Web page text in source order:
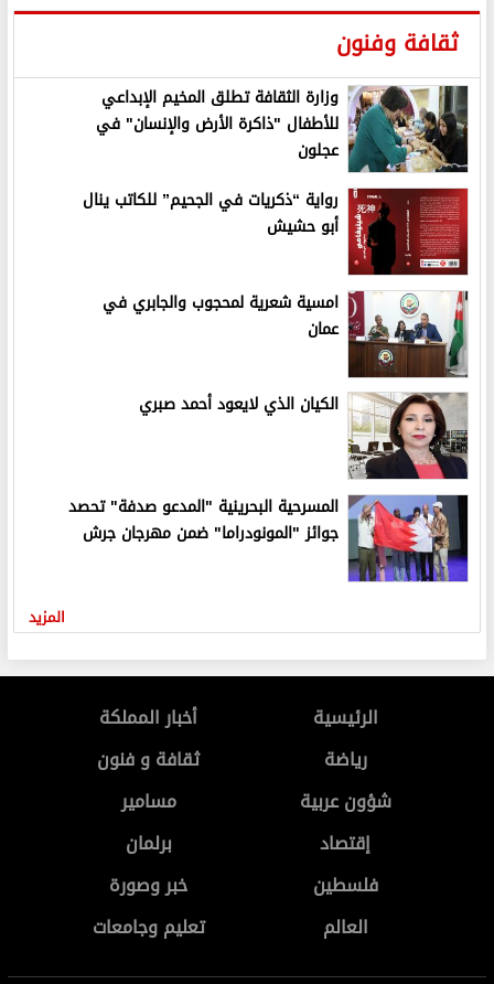
ثقافة وفنون
وزارة الثقافة تطلق المخيم الإبداعي
للأطفال "ذاكرة الأرض والإنسان" في
عجلون
رواية “ذكريات في الجحيم” للكاتب ينال
أبو حشيش
امسية شعرية لمحجوب والجابري في
عمان
الكيان الذي لايعود أحمد صبري
المسرحية البحرينية "المدعو صدفة" تحصد
جوائز "المونودراما" ضمن مهرجان جرش
المزيد
الرئيسية
أخبار المملكة
رياضة
ثقافة و فنون
شؤون عربية
مسامير
إقتصاد
برلمان
فلسطين
خبر وصورة
العالم
تعليم وجامعات